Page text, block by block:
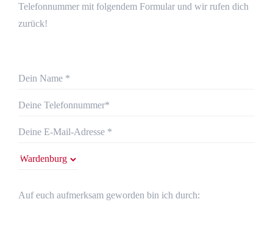
Telefonnummer mit folgendem Formular und wir rufen dich
zurück!
Auf euch aufmerksam geworden bin ich durch: